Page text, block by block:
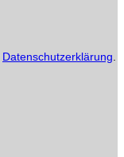
Datenschutzerklärung